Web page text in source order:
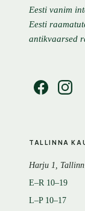
Eesti vanim
Eesti
antikvaarsed
TALLINNA
Harju 1, Tallinn
E–R 10–19
L–P 10–17